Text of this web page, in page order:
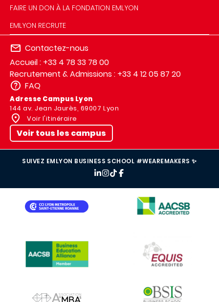
FAIRE UN DON À LA FONDATION EMLYON
EMLYON RECRUTE
Contactez-nous
Accueil : +33 4 78 33 78 00
Recrutement & Admissions : +33 4 12 05 87 20
FAQ
Adresse Campus Lyon
144 av. Jean Jaurès, 69007 Lyon
Voir l'itinéraire
Voir tous les campus
SUIVEZ EMLYON BUSINESS SCHOOL #WEAREMAKERS ✨
IMAGE
IMAGE
IMAGE